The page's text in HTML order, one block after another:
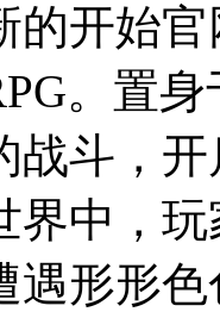
的开始
。置
战斗，
界中，
遇形形